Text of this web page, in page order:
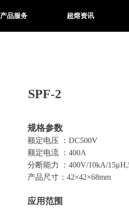
产品服务 超熔资讯
SPF-2
规格参数
额定电压 ：DC500V
额定电流 ：400A
分断能力 ：400V/10kA/
产品尺寸：42×42×68mm
应用范围